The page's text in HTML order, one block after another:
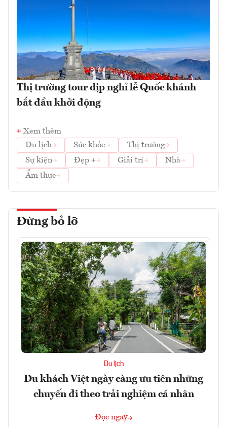
Thị trường tour dịp nghỉ lễ Quốc khánh
bắt đầu khởi động
Xem thêm
Du lịch
Sức khỏe
Thị trường
Sự kiện
Đẹp + Giải trí
Nhà
Ẩm thực
Đừng bỏ lỡ
Du lịch
Du khách Việt ngày càng ưu tiên những
chuyến đi theo trải nghiệm cá nhân
Đọc ngay